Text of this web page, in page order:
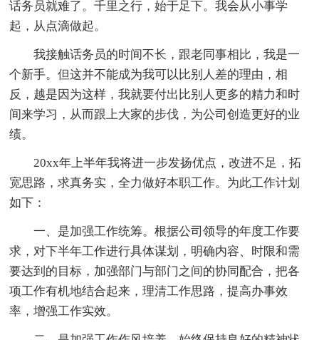
话务员就难了。千里之行，始于足下。我会从小事学
起，从点滴做起。
我接触话务员的时间不长，跟老同事相比，我是一
个新手。但这并不能成为我可以比别人差的理由，相
反，越是因为这样，我就要付出比别人更多的精力和时
间来学习，从而跟上大家的步伐，为公司创造更好的业
绩。
20xx年上半年我将进一步发扬优点，改进不足，拓
宽思路，求真务实，全力做好本职工作。为此工作计划
如下：
一、是加强工作统筹。根据公司领导的年度工作要
求，对下半年工作进行具体谋划，明确内容、时限和需
要达到的目标，加强部门与部门之间的协同配合，把各
项工作有机地结合起来，理清工作思路，提高办事效
率，增强工作实效。